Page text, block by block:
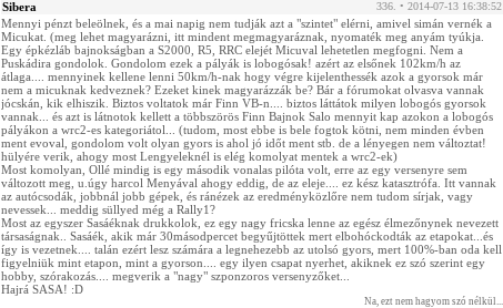
Sibera 336. • 2014-07-13 16:38:52
Mennyi pénzt beleölnek, és a mai napig nem tudják azt a "szintet" elérni, amivel simán vernék a
Micukat. (meg lehet magyarázni, itt mindent megmagyaráznak, nyomaték meg anyám tyúkja.
Egy épkézláb bajnokságban a S2000, R5, RRC elejét Micuval lehetetlen megfogni. Nem a
Puskádira gondolok. Gondolom ezek a pályák is lobogósak! azért az elsőnek 102km/h az
átlaga.... mennyinek kellene lenni 50km/h-nak hogy végre kijelenthessék azok a gyorsok már
nem a micuknak kedveznek? Ezeket kinek magyarázzák be? Bár a fórumokat olvasva vannak
jócskán, kik elhiszik. Biztos voltatok már Finn VB-n.... biztos láttátok milyen lobogós gyorsok
vannak... és azt is látnotok kellett a többszörös Finn Bajnok Salo mennyit kap azokon a lobogós
pályákon a wrc2-es kategoriátol... (tudom, most ebbe is bele fogtok kötni, nem minden évben
ment evoval, gondolom volt olyan gyors is ahol jó időt ment stb. de a lényegen nem változtat!
hülyére verik, ahogy most Lengyeleknél is elég komolyat mentek a wrc2-ek)
Most komolyan, Ollé mindig is egy második vonalas pilóta volt, erre az egy versenyre sem
változott meg, u.úgy harcol Menyával ahogy eddig, de az eleje.... ez kész katasztrófa. Itt vannak
az autócsodák, jobbnál jobb gépek, és ránézek az eredményközlőre nem tudom sírjak, vagy
nevessek... meddig süllyed még a Rally1?
Most az egyszer Sasáéknak drukkolok, ez egy nagy fricska lenne az egész élmezőnynek nevezett
társaságnak.. Sasáék, akik már 30másodpercet begyűjtöttek mert elbohóckodták az etapokat...és
így is vezetnek.... talán ezért lesz számára a legnehezebb az utolsó gyors, mert 100%-ban oda kell
figyelniük mint etapon, mint a gyorson.... egy ilyen csapat nyerhet, akiknek ez szó szerint egy
hobby, szórakozás.... megverik a "nagy" szponzoros versenyzőket...
Hajrá SASA! :D
Na, ezt nem hagyom szó nélkül...